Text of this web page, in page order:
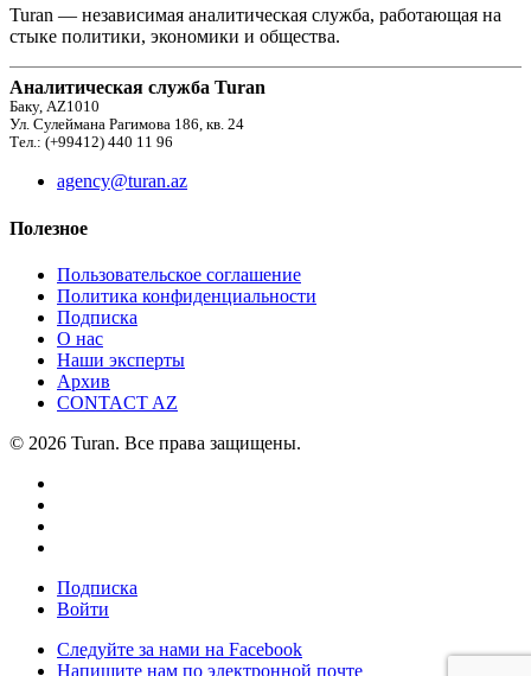
Turan — независимая аналитическая служба, работающая на
стыке политики, экономики и общества.
Аналитическая служба Turan
Баку, AZ1010
Ул. Сулеймана Рагимова 186, кв. 24
Тел.: (+99412) 440 11 96
agency@turan.az
Полезное
Пользовательское соглашение
Политика конфиденциальности
Подписка
О нас
Наши эксперты
Архив
CONTACT AZ
© 2026 Turan. Все права защищены.
Подписка
Войти
Следуйте за нами на Facebook
Напишите нам по электронной почте